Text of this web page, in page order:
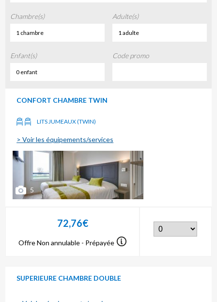
Chambre(s)
1 chambre
Adulte(s)
1 adulte
Enfant(s)
0 enfant
Code promo
CONFORT CHAMBRE TWIN
LITS JUMEAUX (TWIN)
> Voir les équipements/services
5
72,76€
Offre Non annulable - Prépayée
SUPERIEURE CHAMBRE DOUBLE